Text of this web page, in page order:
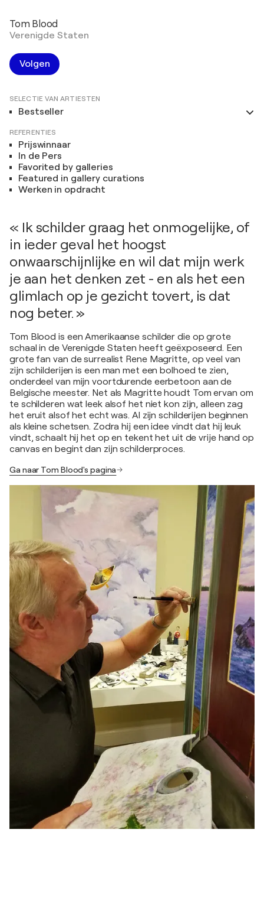
Tom Blood
Verenigde Staten
Volgen
SELECTIE VAN ARTIESTEN
Bestseller
REFERENTIES
Prijswinnaar
In de Pers
Favorited by galleries
Featured in gallery curations
Werken in opdracht
« Ik schilder graag het onmogelijke, of
in ieder geval het hoogst
onwaarschijnlijke en wil dat mijn werk
je aan het denken zet - en als het een
glimlach op je gezicht tovert, is dat
nog beter. »
Tom Blood is een Amerikaanse schilder die op grote
schaal in de Verenigde Staten heeft geëxposeerd. Een
grote fan van de surrealist Rene Magritte, op veel van
zijn schilderijen is een man met een bolhoed te zien,
onderdeel van mijn voortdurende eerbetoon aan de
Belgische meester. Net als Magritte houdt Tom ervan om
te schilderen wat leek alsof het niet kon zijn, alleen zag
het eruit alsof het echt was. Al zijn schilderijen beginnen
als kleine schetsen. Zodra hij een idee vindt dat hij leuk
vindt, schaalt hij het op en tekent het uit de vrije hand op
canvas en begint dan zijn schilderproces.
Ga naar Tom Blood's pagina